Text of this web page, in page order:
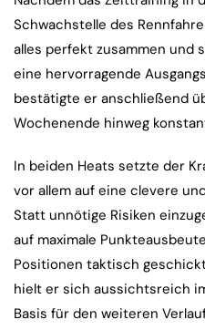
Schwachstelle des
alles perfekt zusammen und
eine hervorragende
bestätigte er anschließend
Wochenende hinweg
In beiden Heats setzte der
vor allem auf eine clevere
Statt unnötige Risiken
auf maximale
Positionen taktisch
hielt er sich aussichtsreich
Basis für den weiteren